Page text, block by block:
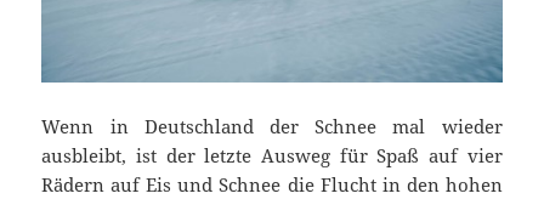
Wenn in Deutschland der Schnee mal wieder
ausbleibt, ist der letzte Ausweg für Spaß auf vier
Rädern auf Eis und Schnee die Flucht in den hohen